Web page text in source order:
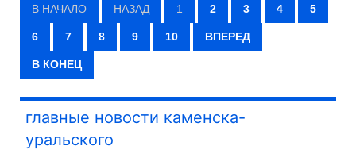
В НАЧАЛО НАЗАД 1 2 3 4 5
6 7 8 9 10 ВПЕРЕД
В КОНЕЦ
главные новости каменска-
уральского